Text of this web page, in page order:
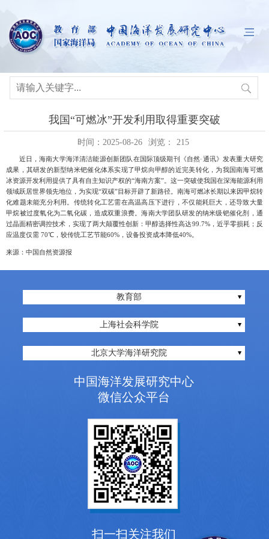
我国“可燃冰”开发利用取得重要突破
时间：2025-08-26 浏览： 215
近日，海南大学海洋清洁能源创新团队在国际顶级期刊《自然·通讯》发表重大研究
成果，其研发的新型纳米钯催化体系实现了甲烷向甲醇的近完美转化，为我国南海可燃
冰资源开发利用提供了具有自主知识产权的“海南方案”。这一突破使我国在深海能源利用
领域跃居世界领先地位，为实现“双碳”目标开辟了新路径。南海可燃冰长期以来因甲烷转
化难题未能充分利用。传统转化工艺需在高温高压下进行，不仅能耗巨大，还导致大量
甲烷被过度氧化为二氧化碳，造成双重浪费。海南大学团队研发的纳米级钯催化剂，通
过晶面精密调控技术，实现了两大颠覆性创新：甲醇选择性高达99.7%，近乎零损耗；反
应温度仅需 70℃，较传统工艺节能60% ，设备投资成本降低40%。
来源：中国自然资源报
教育部
上海社会科学院
北京大学海洋研究院
中国海洋发展研究中心
微信公众平台
扫一扫关注我们